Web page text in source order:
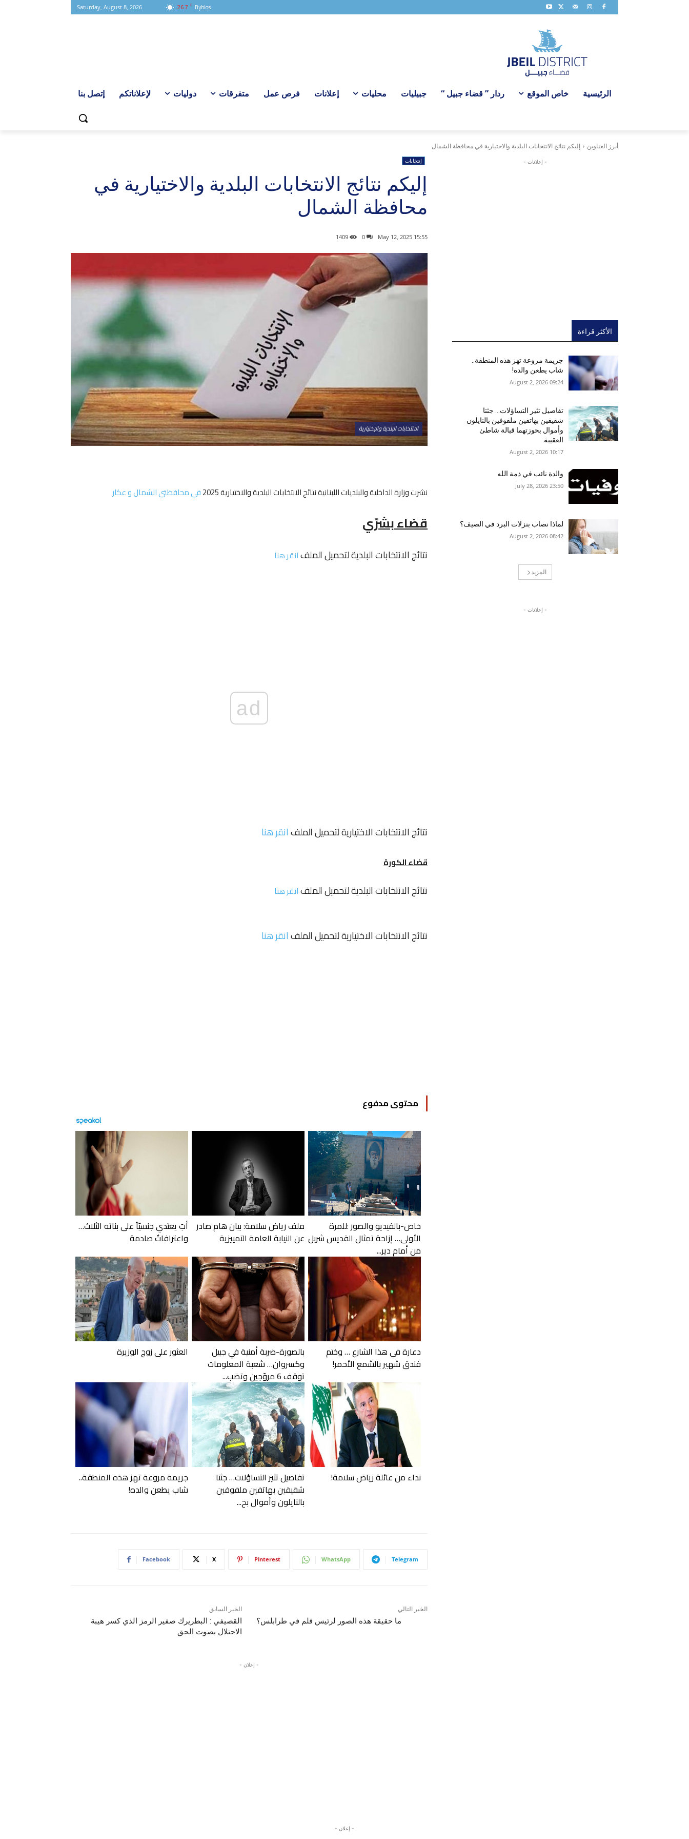
26.7 C Byblos
Saturday, August 8, 2026
الرئيسية خاص الموقع ردار ” قضاء جبيل “ جبيليات محليات إعلانات فرص عمل متفرقات دوليات لإعلاناتكم إتصل بنا
أبرز العناوين إليكم نتائج الانتخابات البلدية والاختيارية في محافظة الشمال
إنتخابات
إليكم نتائج الانتخابات البلدية والاختيارية في
محافظة الشمال
15:55 2025 ,May 12
0
1409
الانتخابات البلدية والإختيارية
نشرت وزارة الداخلية والبلديات اللبنانية نتائج الانتخابات البلدية والاختيارية 2025 في محافظتي الشمال و عكار
قضاء بشرّي
نتائج الانتخابات البلدية لتحميل الملفانقر هنا
ad
نتائج الانتخابات الاختيارية لتحميل الملفانقر هنا
قضاء الكورة
نتائج الانتخابات البلدية لتحميل الملفانقر هنا
نتائج الانتخابات الاختيارية لتحميل الملفانقر هنا
محتوى مدفوع
خاص-بالفيديو والصور :للمرة
الأولى… إزاحة تمثال القديس شربل
من أمام دير...
ملف رياض سلامة: بيان هام صادر
عن النيابة العامة التمييزية
أبٌ يعتدي جنسيّاً على بناته الثلاث…
واعترافاتٌ صادمة
دعارة في هذا الشارع … وختم
فندق شهير بالشمع الأحمر!
بالصورة-ضربة أمنية في جبيل
وكسروان… شعبة المعلومات
توقف 6 مروّجين وتضب...
العثور على زوج الوزيرة
نداء من عائلة رياض سلامة!
تفاصيل تثير التساؤلات… جثتا
شقيقين بهاتفين ملفوفين
بالنايلون وأموال بح...
جريمة مروعة تهز هذه المنطقة..
شاب يطعن والده!
Facebook X Pinterest WhatsApp Telegram
الخبر السابق
القصيفي : البطريرك صفير الرمز الذي كسر هيبة
الاحتلال بصوت الحق
الخبر التالي
ما حقيقة هذه الصور لرئيس قلم في طرابلس؟
- إعلان -
- إعلانات -
الأكثر قراءة
جريمة مروعة تهز هذه المنطقة..
شاب يطعن والده!
09:24 2026 ,August 2
تفاصيل تثير التساؤلات… جثتا
شقيقين بهاتفين ملفوفين بالنايلون
وأموال بحوزتهما قبالة شاطئ
العقيبة
10:17 2026 ,August 2
والدة نائب في ذمة الله
23:50 2026 ,July 28
لماذا نصاب بنزلات البرد في الصيف؟
08:42 2026 ,August 2
المزيد
- إعلانات -
- إعلان -